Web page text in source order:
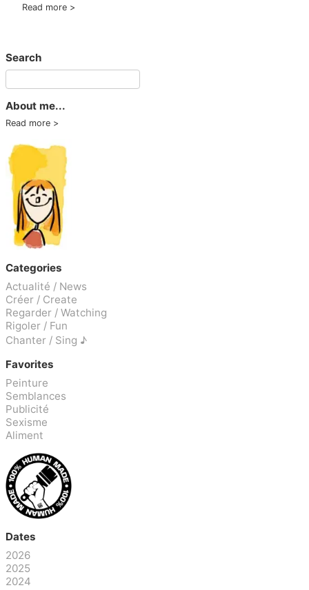
Read more
Search
About me...
Read more
Categories
Actualité / News
Créer / Create
Regarder / Watching
Rigoler / Fun
Chanter / Sing ♪
Favorites
Peinture
Semblances
Publicité
Sexisme
Aliment
Dates
2026
2025
2024